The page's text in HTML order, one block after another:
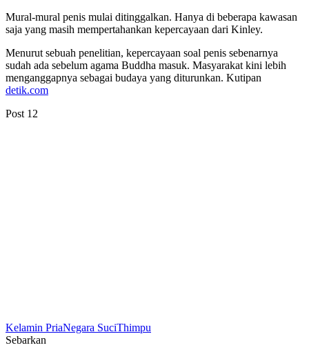
Mural-mural penis mulai ditinggalkan. Hanya di beberapa kawasan
saja yang masih mempertahankan kepercayaan dari Kinley.
Menurut sebuah penelitian, kepercayaan soal penis sebenarnya
sudah ada sebelum agama Buddha masuk. Masyarakat kini lebih
menganggapnya sebagai budaya yang diturunkan. Kutipan
detik.com
Post 12
Kelamin PriaNegara SuciThimpu
Sebarkan